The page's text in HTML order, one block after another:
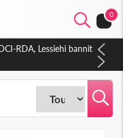
0
contre les